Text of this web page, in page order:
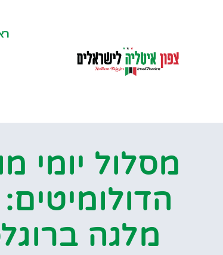
מסלול יומי
מלגה